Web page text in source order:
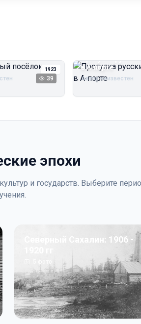
1923
посёлок
39
Прогулка
в А‑порте
Автор неизвестен
эпохи
и государств. Выберите
Северный Сахалин: 1906 -